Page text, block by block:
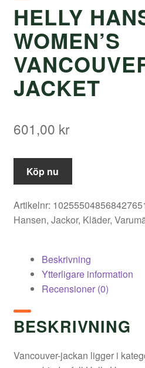
Varumärken
Väljare
HELLY
WOMEN’S
JACKET
601,00 kr
Köp nu
Artikelnr:
Hansen, Jackor, Kläder,
Beskrivning
Ytterligare information
Recensioner (0)
BESKRIVNING
Vancouver-jackan ligger i